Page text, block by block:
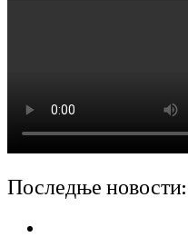
Последње новости: